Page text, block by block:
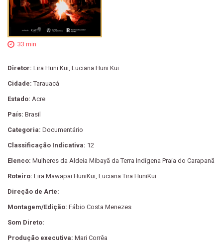
33 min
Diretor: Lira Huni Kui, Luciana Huni Kui
Cidade:Tarauacá
Estado: Acre
País: Brasil
Categoria: Documentário
Classificação Indicativa: 12
Elenco: Mulheres da Aldeia Mibayã da Terra Indígena Praia do Carapanã
Roteiro: Lira Mawapai HuniKui, Luciana Tira HuniKui
Direção de Arte:
Montagem/Edição: Fábio Costa Menezes
Som Direto:
Produção executiva: Mari Corrêa